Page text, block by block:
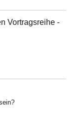
Vortragsreihe -